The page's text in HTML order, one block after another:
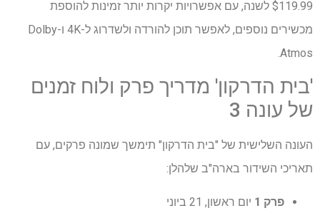
$119.99 לשנה, עם אפשרויות יקרות יותר זמינות להוספת
מכשירים נוספים, לאפשר תוכן להורדה ולשדרוג ל-4K ו-Dolby
Atmos.
'בית הדרקון' מדריך פרק ולוח זמנים
של עונה 3
העונה השלישית של "בית הדרקון" תימשך שמונה פרקים, עם
תאריכי השידור בארה"ב שלהלן:
פרק 1
יום ראשון, 21 ביוני